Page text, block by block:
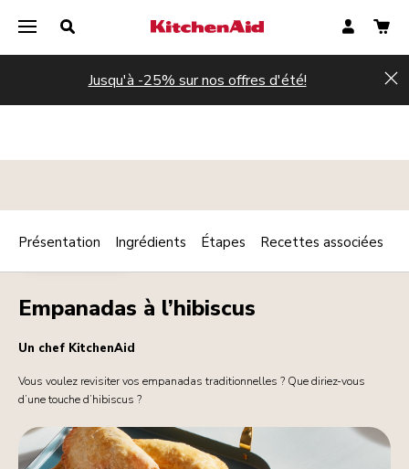
Jusqu'à -25% sur nos offres d'été!
AMUSE-BOUCHE Print
Empanadas à l’hibiscus
Un chef KitchenAid
Vous voulez revisiter vos empanadas traditionnelles ? Que diriez-vous
d’une touche d’hibiscus ?
Présentation Ingrédients Étapes Recettes associées